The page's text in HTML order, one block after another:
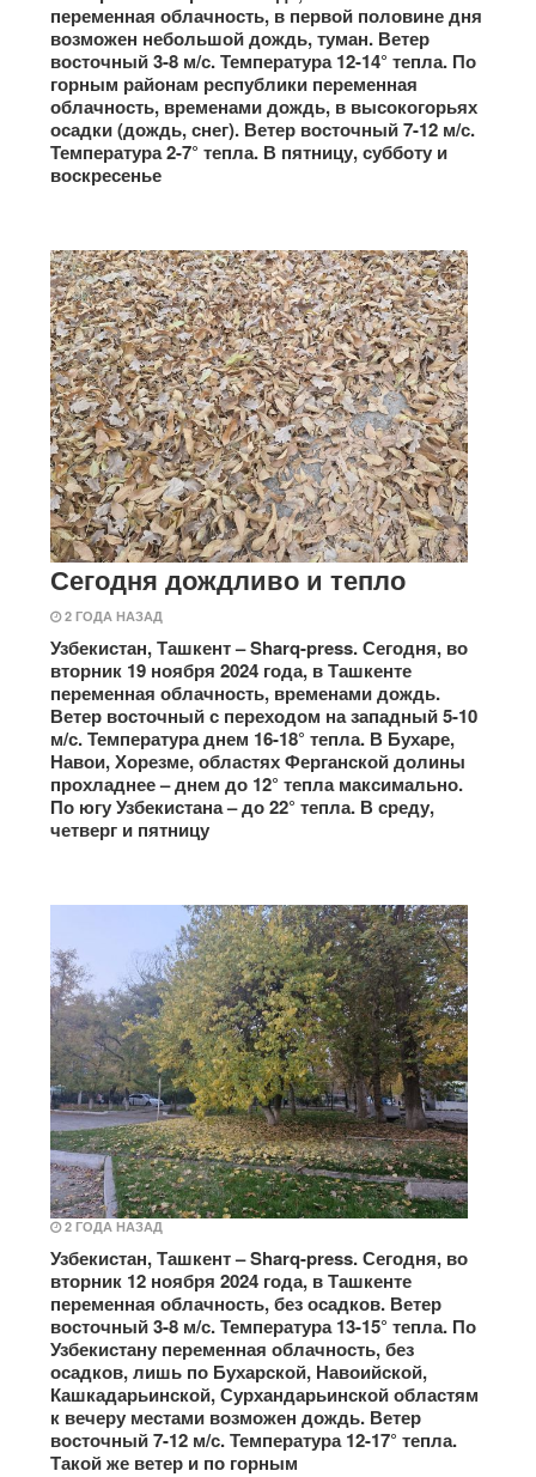
переменная облачность, в первой половине дня
возможен небольшой дождь, туман. Ветер
восточный 3-8 м/с. Температура 12-14° тепла. По
горным районам республики переменная
облачность, временами дождь, в высокогорьях
осадки (дождь, снег). Ветер восточный 7-12 м/с.
Температура 2-7° тепла. В пятницу, субботу и
воскресенье
Сегодня дождливо и тепло
2 ГОДА НАЗАД
Узбекистан, Ташкент – Sharq-press. Сегодня, во
вторник 19 ноября 2024 года, в Ташкенте
переменная облачность, временами дождь.
Ветер восточный с переходом на западный 5-10
м/с. Температура днем 16-18° тепла. В Бухаре,
Навои, Хорезме, областях Ферганской долины
прохладнее – днем до 12° тепла максимально.
По югу Узбекистана – до 22° тепла. В среду,
четверг и пятницу
2 ГОДА НАЗАД
Узбекистан, Ташкент – Sharq-press. Сегодня, во
вторник 12 ноября 2024 года, в Ташкенте
переменная облачность, без осадков. Ветер
восточный 3-8 м/с. Температура 13-15° тепла. По
Узбекистану переменная облачность, без
осадков, лишь по Бухарской, Навоийской,
Кашкадарьинской, Сурхандарьинской областям
к вечеру местами возможен дождь. Ветер
восточный 7-12 м/с. Температура 12-17° тепла.
Такой же ветер и по горным